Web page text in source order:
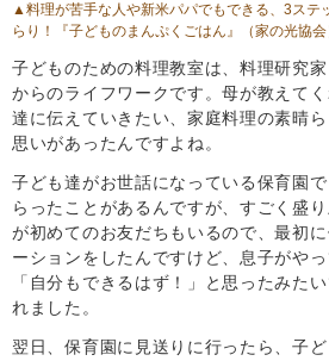
▲料理が苦手な人や新米パパでもできる、3ステ
らり！『子どものまんぷくごはん』（家の光協会
子どものための料理教室は、料理研究
からのライフワークです。母が教えて
達に伝えていきたい、家庭料理の素晴
思いがあったんですよね。
子ども達がお世話になっている保育園
らったことがあるんですが、すごく盛
が初めてのお友だちもいるので、最初
ーションをしたんですけど、息子がや
「自分もできるはず！」と思ったみた
れました。
翌日、保育園に見送りに行ったら、子